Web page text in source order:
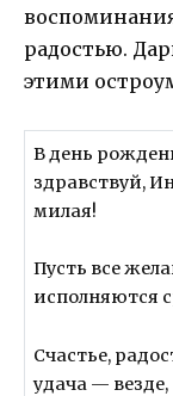
радостью.
этими
В день
здравствуй,
милая!
Пусть все
исполняются
Счастье,
удача — везде,